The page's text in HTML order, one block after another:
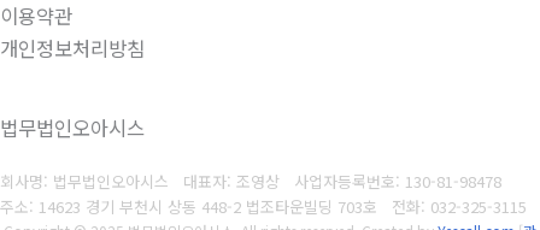
이용약관
개인정보처리방침
법무법인오아시스
회사명: 법무법인오아시스 대표자: 조영상 사업자등록번호: 130-81-98478
주소: 14623 경기 부천시 상동 448-2 법조타운빌딩 703호 전화: 032-325-3115